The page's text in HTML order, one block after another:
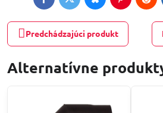
Predchádzajúci produkt
Alternatívne